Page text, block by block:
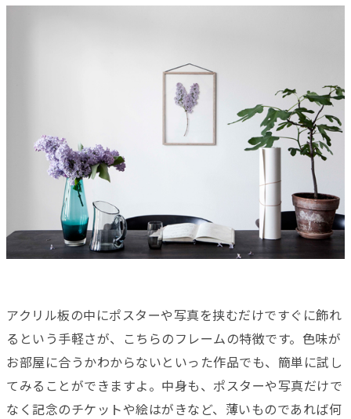
アクリル板の中にポスターや写真を挟むだけですぐに飾れ
るという手軽さが、こちらのフレームの特徴です。色味が
お部屋に合うかわからないといった作品でも、簡単に試し
てみることができますよ。中身も、ポスターや写真だけで
なく記念のチケットや絵はがきなど、薄いものであれば何